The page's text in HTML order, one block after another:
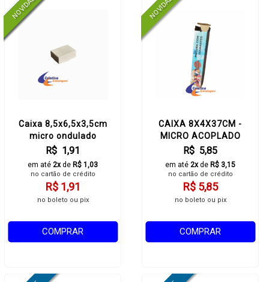
Caixa 8,5x6,5x3,5cm
micro ondulado
R$ 1,91
em até 2xde R$ 1,03
no cartão de crédito
R$ 1,91
no boleto ou pix
COMPRAR
CAIXA 8X4X37CM -
MICRO ACOPLADO
R$ 5,85
em até 2xde R$ 3,15
no cartão de crédito
R$ 5,85
no boleto ou pix
COMPRAR